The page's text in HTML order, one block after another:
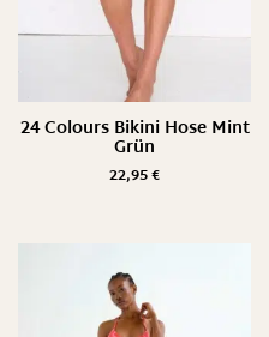
24 Colours Bikini Hose Mint
Grün
22,95€